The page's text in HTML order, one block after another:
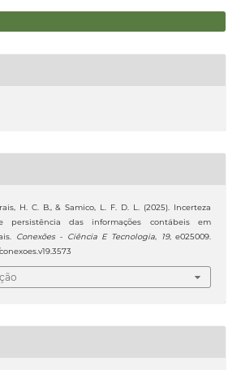
H. C. B., & Samico, L. F. D. L. (2025). Incerteza
persistência das informações contábeis em
Conexões - Ciência E Tecnologia, 19, e025009.